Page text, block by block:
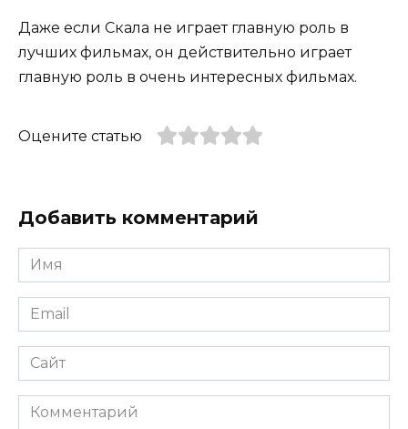
Даже если Скала не играет главную роль в
лучших фильмах, он действительно играет
главную роль в очень интересных фильмах.
Оцените статью
Добавить комментарий
Имя
*
Email
*
Сайт
Комментарий